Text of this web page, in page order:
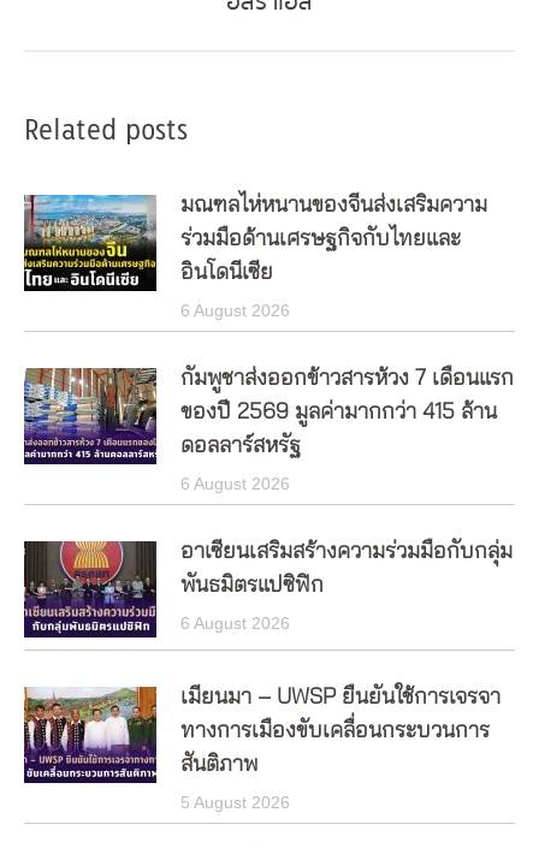
post:
Related posts
มณฑลไห่หนานของจีนส่งเสริมความ
ร่วมมือด้านเศรษฐกิจกับไทยและ
อินโดนีเซีย
6 August 2026
กัมพูชาส่งออกข้าวสารห้วง 7 เดือนแรก
ของปี 2569 มูลค่ามากกว่า 415 ล้าน
ดอลลาร์สหรัฐ
6 August 2026
อาเซียนเสริมสร้างความร่วมมือกับกลุ่ม
พันธมิตรแปซิฟิก
6 August 2026
เมียนมา – UWSP ยืนยันใช้การเจรจา
ทางการเมืองขับเคลื่อนกระบวนการ
สันติภาพ
5 August 2026